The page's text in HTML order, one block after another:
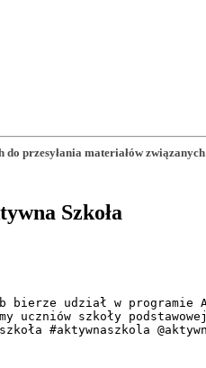
do przesyłania materiałów
Szkoła
bierze udział w programie
uczniów szkoły
#aktywnaszkola